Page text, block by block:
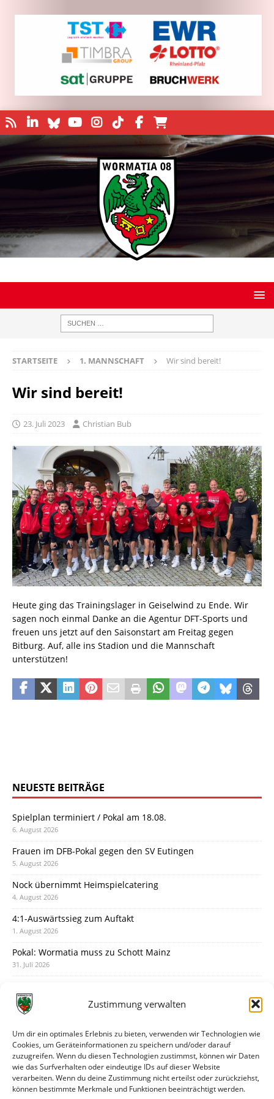
Zustimmung verwalten
Um dir ein optimales Erlebnis zu bieten, verwenden wir Technologien wie
Cookies, um Geräteinformationen zu speichern und/oder darauf
zuzugreifen. Wenn du diesen Technologien zustimmst, können wir Daten
wie das Surfverhalten oder eindeutige IDs auf dieser Website
verarbeiten. Wenn du deine Zustimmung nicht erteilst oder zurückziehst,
können bestimmte Merkmale und Funktionen beeinträchtigt werden.
STARTSEITE 1. MANNSCHAFT Wir sind bereit!
Wir sind bereit!
23. Juli 2023 Christian Bub
Heute ging das Trainingslager in Geiselwind zu Ende. Wir
sagen noch einmal Danke an die Agentur DFT-Sports und
freuen uns jetzt auf den Saisonstart am Freitag gegen
Bitburg. Auf, alle ins Stadion und die Mannschaft
unterstützen!
NEUESTE BEITRÄGE
Spielplan terminiert / Pokal am 18.08.
6. August 2026
Frauen im DFB-Pokal gegen den SV Eutingen
5. August 2026
Nock übernimmt Heimspielcatering
4. August 2026
4:1-Auswärtssieg zum Auftakt
1. August 2026
Pokal: Wormatia muss zu Schott Mainz
31. Juli 2026
30. Juli 2026
28. Juli 2026
Neuer Rückensponsor
28. Juli 2026
Neue Podcast-Folge: So tickt Björn!